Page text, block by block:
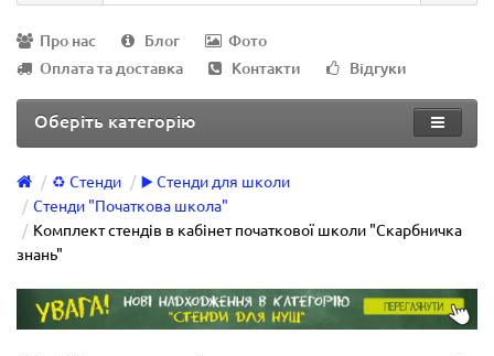
Про нас Блог
Фото
Оплата та доставка
Контакти Відгуки
Оберіть категорію
♻️ Стенди
▶️ Стенди для школи
Стенди "Початкова школа"
Комплект стендів в кабінет початкової школи "Скарбничка
знань"